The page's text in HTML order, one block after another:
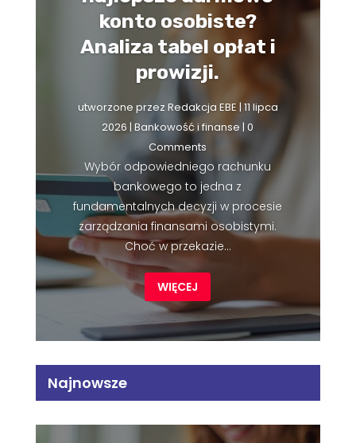
konto osobiste?
Analiza tabel opłat i
prowizji.
utworzone przez Redakcja EBE |11 lipca
2026 |Bankowość i finanse | 0
Comments
Wybór odpowiedniego rachunku
bankowego to jedna z
fundamentalnych decyzji w procesie
zarządzania finansami osobistymi.
Choć w przekazie...
WIĘCEJ
Najnowsze